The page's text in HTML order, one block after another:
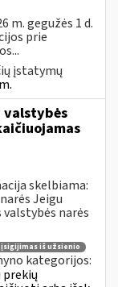
m. gegužės 1 d.
prie
įstatymų
valstybės
skelbiama:
Jeigu
narės
iš užsienio
kategorijos:
prekių